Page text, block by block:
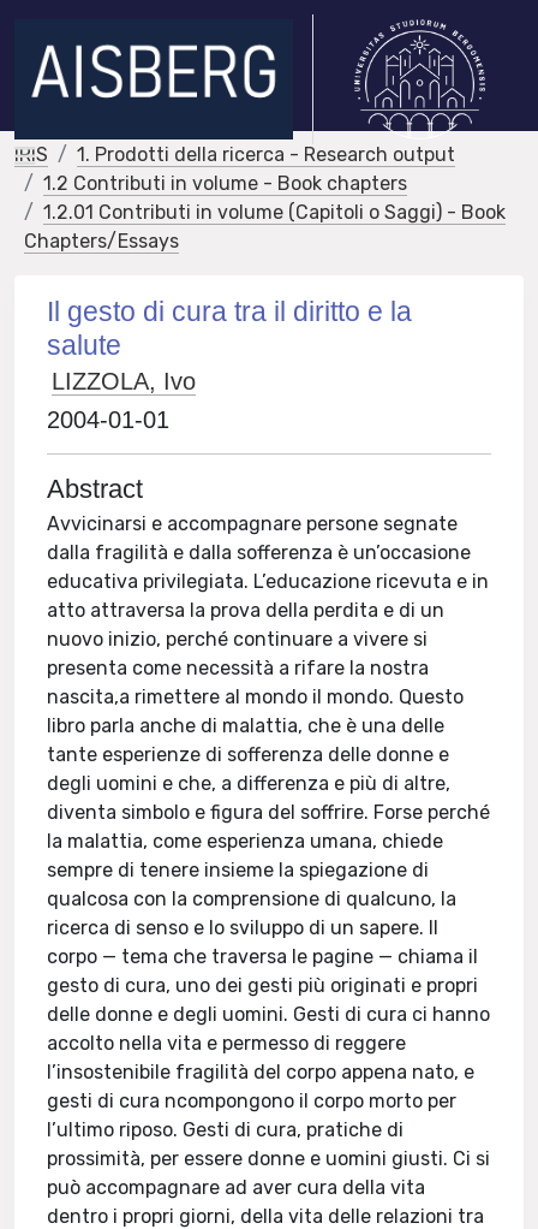
IRIS
1. Prodotti della ricerca - Research output
1.2 Contributi in volume - Book chapters
1.2.01 Contributi in volume (Capitoli o Saggi) - Book
Chapters/Essays
Il gesto di cura tra il diritto e la
salute
LIZZOLA, Ivo
2004-01-01
Abstract
Avvicinarsi e accompagnare persone segnate
dalla fragilità e dalla sofferenza è un’occasione
educativa privilegiata. L’educazione ricevuta e in
atto attraversa la prova della perdita e di un
nuovo inizio, perché continuare a vivere si
presenta come necessità a rifare la nostra
nascita,a rimettere al mondo il mondo. Questo
libro parla anche di malattia, che è una delle
tante esperienze di sofferenza delle donne e
degli uomini e che, a differenza e più di altre,
diventa simbolo e figura del soffrire. Forse perché
la malattia, come esperienza umana, chiede
sempre di tenere insieme la spiegazione di
qualcosa con la comprensione di qualcuno, la
ricerca di senso e lo sviluppo di un sapere. Il
corpo — tema che traversa le pagine — chiama il
gesto di cura, uno dei gesti più originati e propri
delle donne e degli uomini. Gesti di cura ci hanno
accolto nella vita e permesso di reggere
l’insostenibile fragilità del corpo appena nato, e
gesti di cura ncompongono il corpo morto per
l’ultimo riposo. Gesti di cura, pratiche di
prossimità, per essere donne e uomini giusti. Ci si
può accompagnare ad aver cura della vita
dentro i propri giorni, della vita delle relazioni tra